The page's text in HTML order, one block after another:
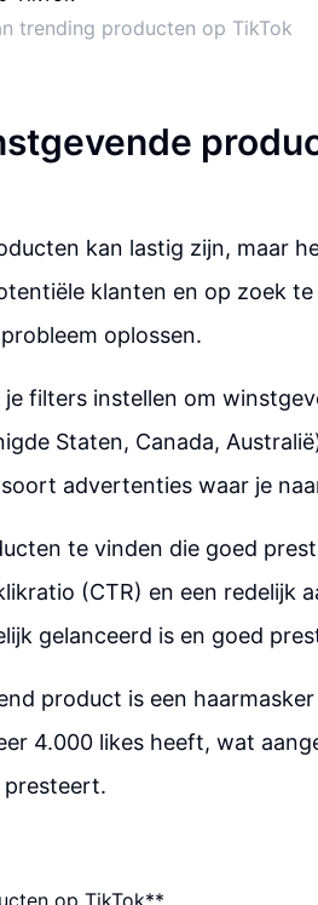
trending producten op TikTok
kan lastig zijn, maar
klanten en op zoek te
oplossen.
filters instellen om
Staten, Canada,
advertenties waar je
te vinden die goed
(CTR) en een redelijk
gelanceerd is en goed
product is een
4.000 likes heeft, wat
presteert.